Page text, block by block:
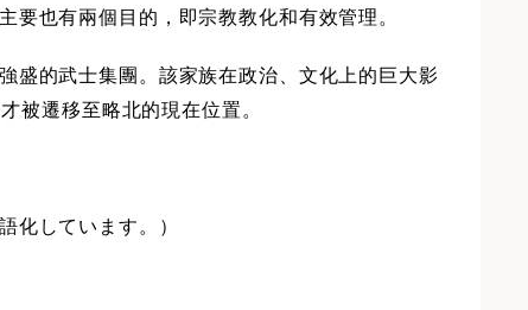
也有兩個目的，即宗教教化和有效管理。
盛的武士集團。該家族在政治、文化上的巨大影
被遷移至略北的現在位置。
化しています。）